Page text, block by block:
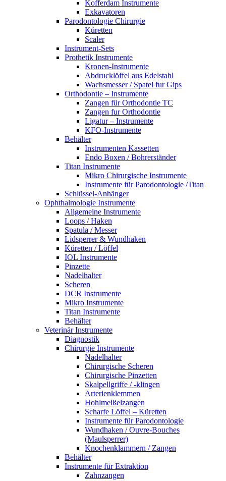
Kofferdam Instrumente
Exkavatoren
Parodontologie Chirurgie
Küretten
Scaler
Instrument-Sets
Prothetik Instrumente
Kronen-Instrumente
Abdrucklöffel aus Edelstahl
Wachsmesser / Spatel fur Gips
Orthodontie – Instrumente
Zangen für Orthodontie TC
Zangen fur Orthodontie
Ligatur – Instrumente
KFO-Instrumente
Behälter
Instrumenten Kassetten
Endo Boxen / Bohrerständer
Titan Instrumente
Mikro Chirurgische Instrumente
Instrumente für Parodontologie /Titan
Schlüssel-Anhänger
Ophthalmologie Instrumente
Allgemeine Instrumente
Loops / Haken
Spatula / Messer
Lidsperrer & Wundhaken
Küretten / Löffel
IOL Instrumente
Pinzette
Nadelhalter
Scheren
DCR Instrumente
Mikro Instrumente
Titan Instrumente
Behälter
Veterinär Instrumente
Diagnostik
Chirurgie Instrumente
Nadelhalter
Chirurgische Scheren
Chirurgische Pinzetten
Skalpellgriffe / -klingen
Arterienklemmen
Hohlmeißelzangen
Scharfe Löffel – Küretten
Instrumente für Parodontologie
Wundhaken / Ouvre-Bouches
(Maulsperrer)
Knochenklammern / Zangen
Behälter
Instrumente für Extraktion
Zahnzangen